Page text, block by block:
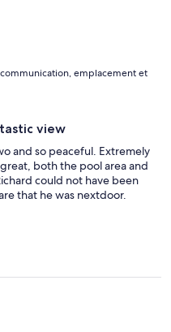
emplacement et
view
and so peaceful. Extremely
both the pool area and
could not have been
that he was nextdoor.